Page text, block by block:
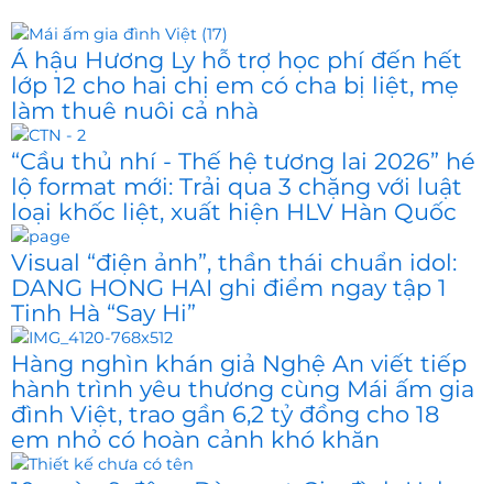
Á hậu Hương Ly hỗ trợ học phí đến hết
lớp 12 cho hai chị em có cha bị liệt, mẹ
làm thuê nuôi cả nhà
“Cầu thủ nhí - Thế hệ tương lai 2026” hé
lộ format mới: Trải qua 3 chặng với luật
loại khốc liệt, xuất hiện HLV Hàn Quốc
Visual “điện ảnh”, thần thái chuẩn idol:
DANG HONG HAI ghi điểm ngay tập 1
Tinh Hà “Say Hi”
Hàng nghìn khán giả Nghệ An viết tiếp
hành trình yêu thương cùng Mái ấm gia
đình Việt, trao gần 6,2 tỷ đồng cho 18
em nhỏ có hoàn cảnh khó khăn